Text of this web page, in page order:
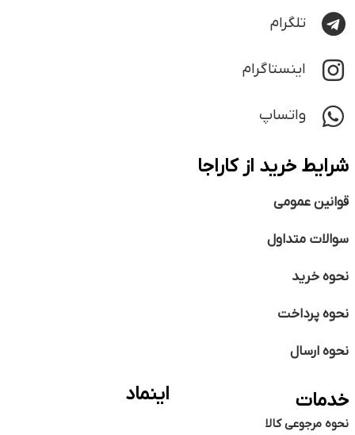
تلگرام
اینستاگرام
واتساپ
شرایط خرید از کاراجا
قوانین عمومی
سوالات متداول
نحوه خرید
نحوه پرداخت
نحوه ارسال
خدمات
نحوه مرجوعی کالا
اینماد